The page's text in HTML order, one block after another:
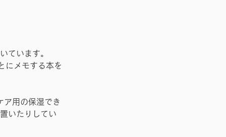
ています。
にメモする本を
ア用の保湿でき
いたりしてい